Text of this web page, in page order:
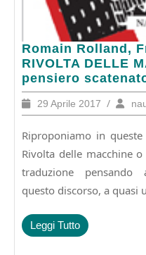
Romain Rolland,
RIVOLTA DELLE
pensiero
Romain
Rolland,
Frans
Masereel:
LA
DELLE
MACCHINE
o
pensiero
scatenato.
Pagine
72,
29 Aprile 2017 29
Aprile
2017
/
Riproponiamo in
Rivolta delle macchine
traduzione pensando
questo discorso, a quasi
Leggi TuttoLeggi
Tutto